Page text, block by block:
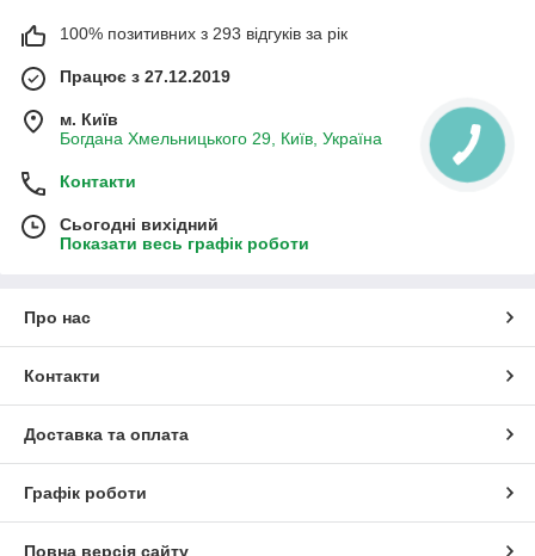
100% позитивних з 293 відгуків за рік
Працює з 27.12.2019
м. Київ
Богдана Хмельницького 29, Київ, Україна
Контакти
Сьогодні вихідний
Показати весь графік роботи
Про нас
Контакти
Доставка та оплата
Графік роботи
Повна версія сайту